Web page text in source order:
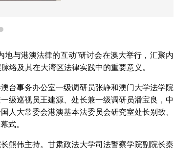
5
与港澳法律的互动”研讨会在澳大举行，汇聚内
络及其在大湾区法律实践中的重要意义。
台事务办公室一级调研员张静和澳门大学法学院
级巡视员王建源、处长兼一级调研员潘宝良，中
人大常委会港澳基本法委员会研究室处长别致、
式。
熊伟主持。甘肃政法大学司法警察学院副院长秦